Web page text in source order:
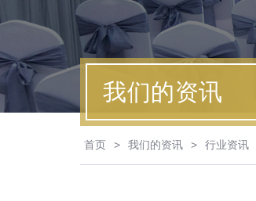
我们的资讯
首页 > 我们的资讯 > 行业资讯